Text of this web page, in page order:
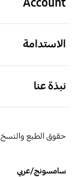
الاستدامة
نبذة عنا
حقوق الطبع والنسخ 1995-2026 سامسونج. جميع الحقوق محفوظة.
سامسونج/عربي